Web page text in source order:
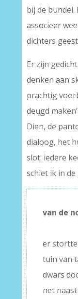
bij de
associeer
dichters
Er zijn
denken aan
prachtig
deugd
Dien, de
dialoog, het
slot: iedere
schiet ik in de
van de
er
tuin van
dwars
net